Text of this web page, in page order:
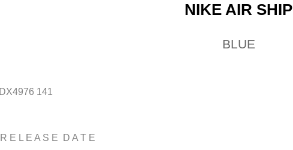
NIKE AIR SHIP
BLUE
DX4976 141
R E L E A S E D A T E